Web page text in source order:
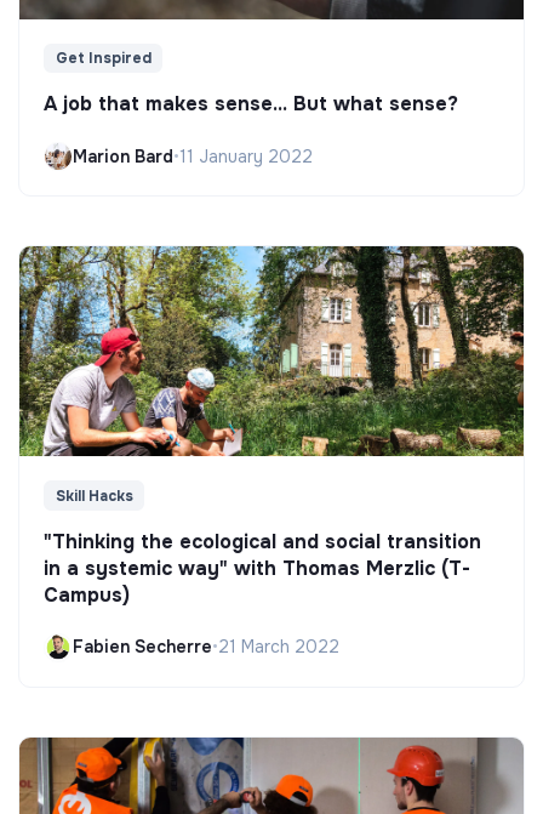
Get Inspired
A job that makes sense... But what sense?
Marion Bard•11 January 2022
Skill Hacks
"Thinking the ecological and social transition
in a systemic way" with Thomas Merzlic (T-
Campus)
Fabien Secherre•21 March 2022